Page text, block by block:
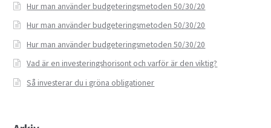
Hur man använder budgeteringsmetoden 50/30/20
Hur man använder budgeteringsmetoden 50/30/20
Hur man använder budgeteringsmetoden 50/30/20
Vad är en investeringshorisont och varför är den viktig?
Så investerar du i gröna obligationer